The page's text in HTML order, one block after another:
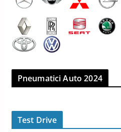
Pneumatici Auto 2024
Test Drive